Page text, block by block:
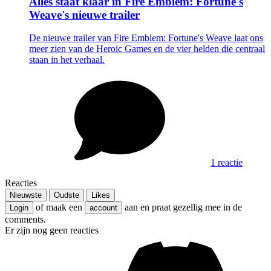
Weave's nieuwe trailer
De nieuwe trailer van Fire Emblem: Fortune's Weave laat ons
meer zien van de Heroic Games en de vier helden die centraal
staan in het verhaal.
1 reactie
Reacties
Nieuwste Oudste
Likes
Login
of maak een account
aan en praat gezellig mee in de
comments.
Er zijn nog geen reacties